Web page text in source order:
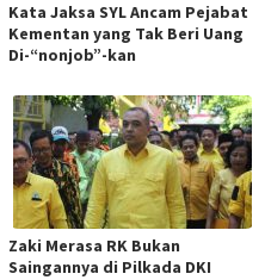
Kata Jaksa SYL Ancam Pejabat
Kementan yang Tak Beri Uang
Di-“nonjob”-kan
Zaki Merasa RK Bukan
Saingannya di Pilkada DKI